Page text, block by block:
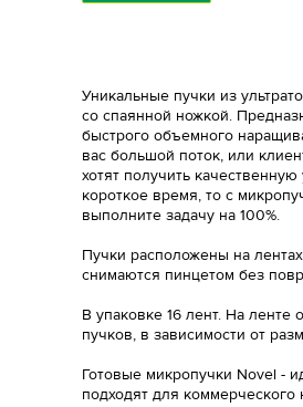
Уникальные пучки из
со спаянной ножкой.
быстрого объемного
вас большой поток, или
хотят получить качественную
короткое время, то c
выполните задачу на 100%.
Пучки расположены на
снимаются пинцетом без
В упаковке 16 лент. На ленте
пучков, в зависимости от
Готовые микропучки Novel -
подходят для коммерческого